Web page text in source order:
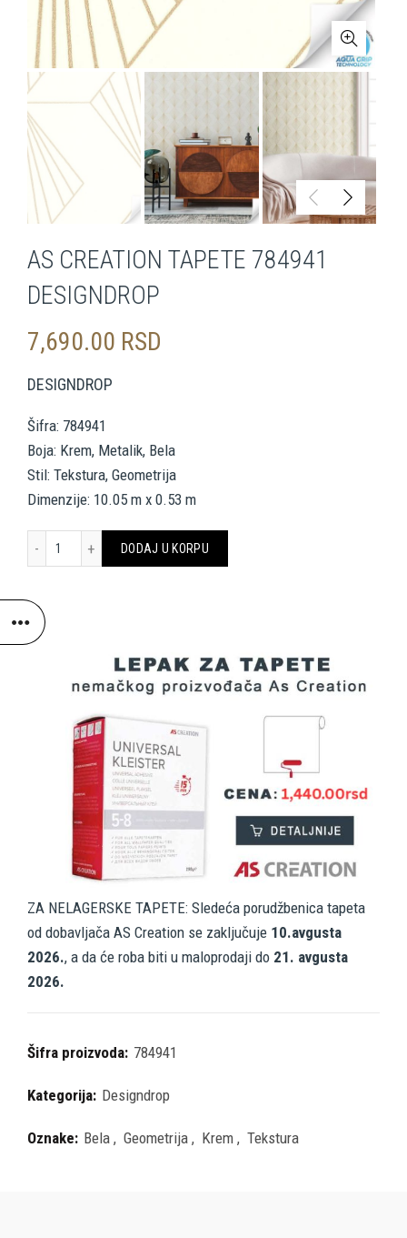
AS CREATION TAPETE 784941
DESIGNDROP
7,690.00 RSD
DESIGNDROP
Šifra: 784941
Boja: Krem, Metalik, Bela
Stil: Tekstura, Geometrija
Dimenzije: 10.05 m x 0.53 m
DODAJ U KORPU
ZA NELAGERSKE TAPETE: Sledeća porudžbenica tapeta
od dobavljača AS Creation se zaključuje 10.avgusta
2026., a da će roba biti u maloprodaji do 21. avgusta
2026.
Šifra proizvoda: 784941
Kategorija: Designdrop
Oznake: Bela , Geometrija , Krem , Tekstura